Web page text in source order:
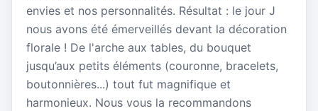
envies et nos personnalités. Résultat : le jour J
nous avons été émerveillés devant la décoration
florale ! De l'arche aux tables, du bouquet
jusqu’aux petits éléments (couronne, bracelets,
boutonnières...) tout fut magnifique et
harmonieux. Nous vous la recommandons